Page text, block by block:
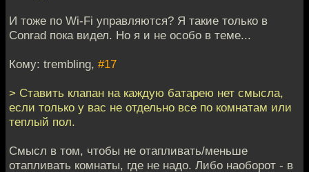
И тоже по Wi-Fi управляются? Я такие только в
Conrad пока видел. Но я и не особо в теме...
Кому: trembling, #17
> Ставить клапан на каждую батарею нет смысла,
если только у вас не отдельно все по комнатам или
теплый пол.
Смысл в том, чтобы не отапливать/меньше
отапливать комнаты, где не надо. Либо наоборот - в